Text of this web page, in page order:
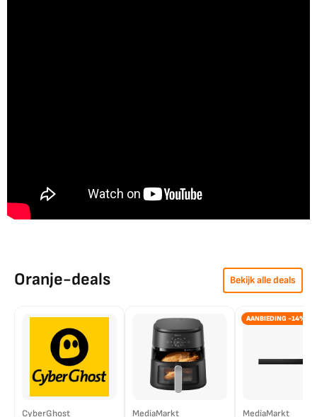
Oranje-deals Bekijk alle deals
CyberGhost MediaMarkt
AANBIEDING -14%
MediaMarkt